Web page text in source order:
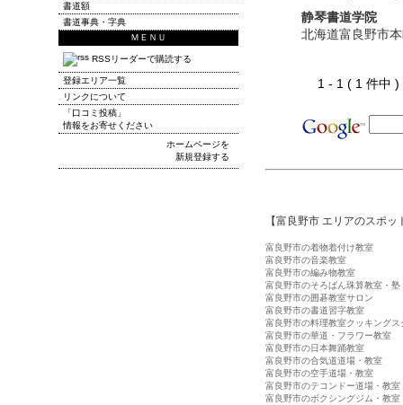
静琴書道学院
北海道富良野市
1 - 1 ( 1 件
【富良野市 エリアのスポッ
富良野市の着物着付け教室
富良野市の音楽教室
富良野市の編み物教室
富良野市のそろばん珠算教室・塾
富良野市の囲碁教室サロン
富良野市の書道習字教室
富良野市の料理教室クッキングス
富良野市の華道・フラワー教室
富良野市の日本舞踊教室
富良野市の合気道道場・教室
富良野市の空手道場・教室
富良野市のテコンドー道場・教室
富良野市のボクシングジム・教室
書道額
書道事典・字典
ＭＥＮＵ
RSSリーダーで購読する
登録エリア一覧
リンクについて
「口コミ投稿」
情報をお寄せください
ホームページを
新規登録する